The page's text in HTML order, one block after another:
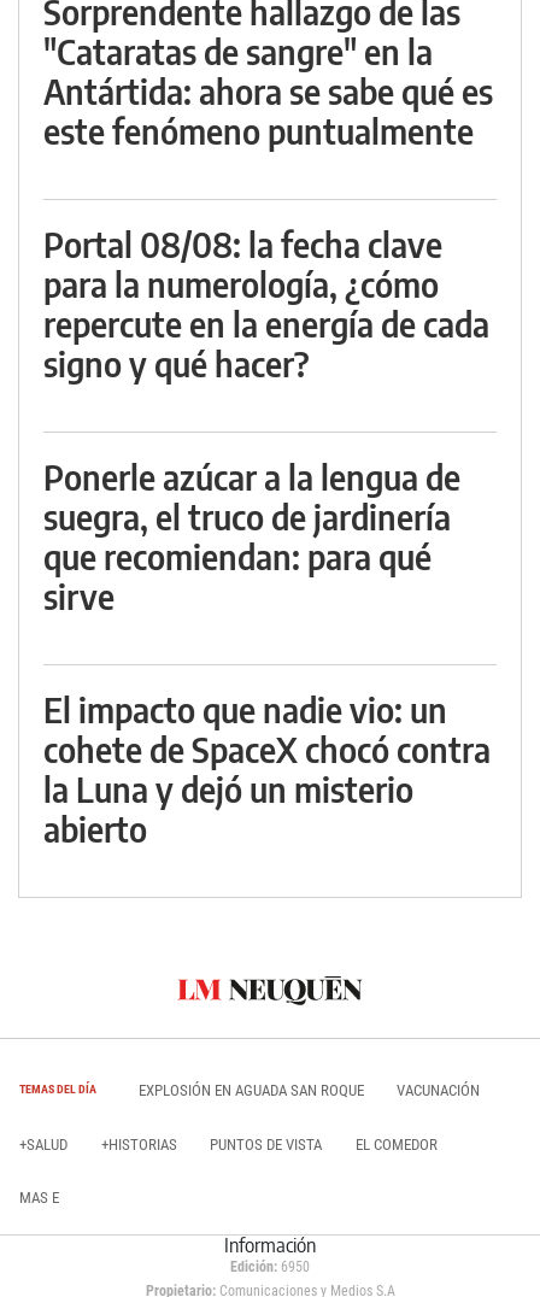
Sorprendente hallazgo de las
"Cataratas de sangre" en la
Antártida: ahora se sabe qué es
este fenómeno puntualmente
Portal 08/08: la fecha clave
para la numerología, ¿cómo
repercute en la energía de cada
signo y qué hacer?
Ponerle azúcar a la lengua de
suegra, el truco de jardinería
que recomiendan: para qué
sirve
El impacto que nadie vio: un
cohete de SpaceX chocó contra
la Luna y dejó un misterio
abierto
TEMAS DEL DÍA EXPLOSIÓN EN AGUADA SAN ROQUE VACUNACIÓN
+SALUD +HISTORIAS PUNTOS DE VISTA EL COMEDOR
MAS E
Información
Edición: 6950
Propietario:Comunicaciones y Medios S.A